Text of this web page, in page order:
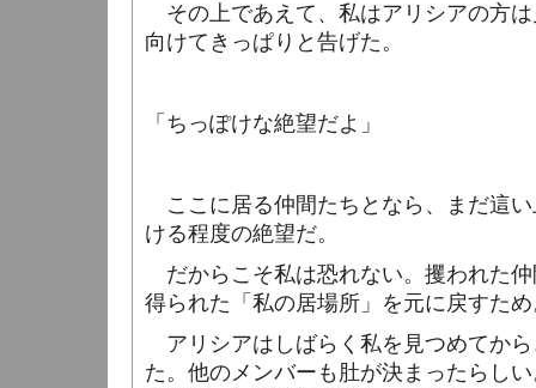
その上であえて、私はアリシアの方
向けてきっぱりと告げた。
「ちっぽけな絶望だよ」
ここに居る仲間たちとなら、まだ這
ける程度の絶望だ。
だからこそ私は恐れない。攫われた
得られた「私の居場所」を元に戻すた
アリシアはしばらく私を見つめてか
た。他のメンバーも肚が決まったらし